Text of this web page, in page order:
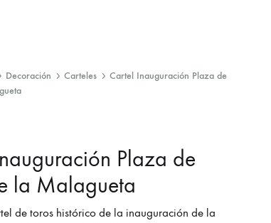
Decoración Carteles
Cartel Inauguración Plaza de
Plaza de
la Malagueta
de toros histórico de la inauguración de la